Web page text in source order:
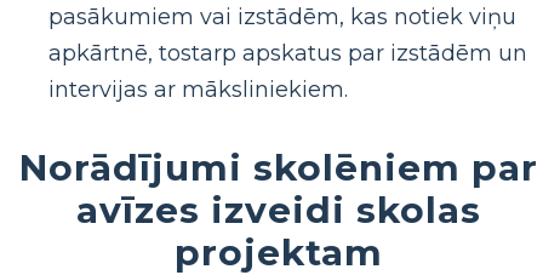
pasākumiem vai izstādēm, kas notiek viņu
apkārtnē, tostarp apskatus par izstādēm un
intervijas ar māksliniekiem.
Norādījumi skolēniem par
avīzes izveidi skolas
projektam